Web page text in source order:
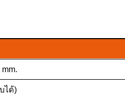
ได้)